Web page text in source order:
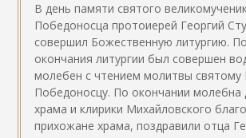
В день памяти святого
Победоносца протоиерей Георгий
совершил Божественную литургию.
окончания литургии был совершен
молебен с чтением молитвы святому
Победоносцу. По окончании молебна
храма и клирики Михайловского
прихожане храма, поздравили отца